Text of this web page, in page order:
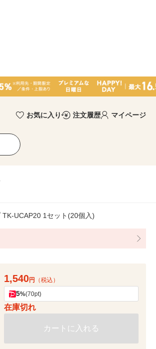
お気に入り 注文履歴 マイページ
UCAP20 1セット(20個入)
1,540円 （税込）
5%(70pt)
在庫切れ
カートに入れる